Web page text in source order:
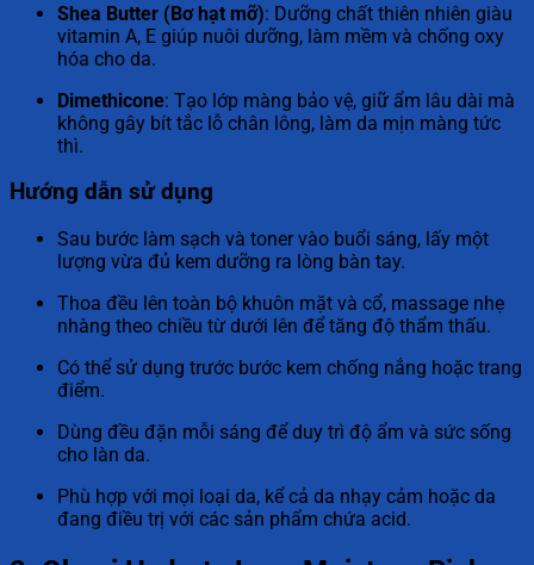
Shea Butter (Bơ hạt mỡ): Dưỡng chất thiên nhiên giàu
vitamin A, E giúp nuôi dưỡng, làm mềm và chống oxy
hóa cho da.
Dimethicone: Tạo lớp màng bảo vệ, giữ ẩm lâu dài mà
không gây bít tắc lỗ chân lông, làm da mịn màng tức
thì.
Hướng dẫn sử dụng
Sau bước làm sạch và toner vào buổi sáng, lấy một
lượng vừa đủ kem dưỡng ra lòng bàn tay.
Thoa đều lên toàn bộ khuôn mặt và cổ, massage nhẹ
nhàng theo chiều từ dưới lên để tăng độ thẩm thấu.
Có thể sử dụng trước bước kem chống nắng hoặc trang
điểm.
Dùng đều đặn mỗi sáng để duy trì độ ẩm và sức sống
cho làn da.
Phù hợp với mọi loại da, kể cả da nhạy cảm hoặc da
đang điều trị với các sản phẩm chứa acid.